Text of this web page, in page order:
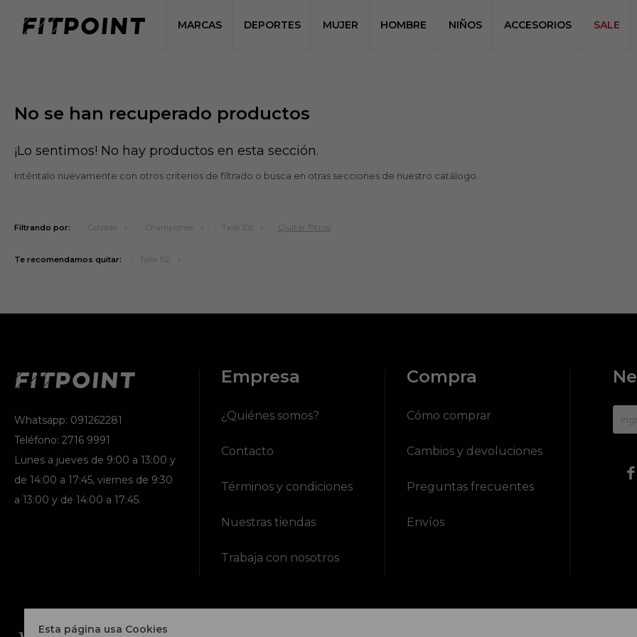
Esta página usa Cookies
MARCAS DEPORTES MUJER HOMBRE NIÑOS ACCESORIOS SALE
No se han recuperado productos
¡Lo sentimos! No hay productos en esta sección.
Inténtalo nuevamente con otros criterios de filtrado o busca en otras secciones de nuestro catálogo.
Filtrando por: Calzado Championes Talle 102 Quitar filtros
Te recomendamos quitar: Talle 102
Whatsapp: 091262281
Teléfono: 2716 9991
Lunes a jueves de 9:00 a 13:00 y
de 14:00 a 17:45, viernes de 9:30
a 13:00 y de 14:00 a 17:45.
Empresa
¿Quiénes somos?
Contacto
Términos y condiciones
Nuestras tiendas
Trabaja con nosotros
Compra
Cómo comprar
Cambios y devoluciones
Preguntas frecuentes
Envíos
